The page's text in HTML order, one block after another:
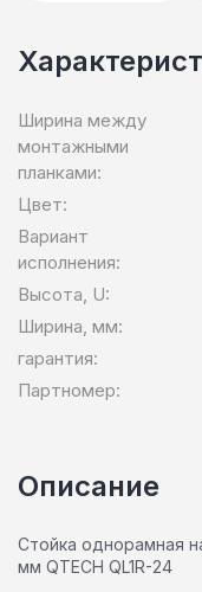
Ширина между
монтажными
планками:
Цвет:
Вариант
исполнения:
Высота, U:
Ширина, мм:
гарантия:
Партномер:
Описание
Стойка однорамная
мм QTECH QL1R-24